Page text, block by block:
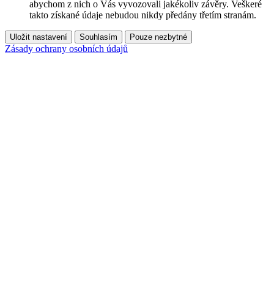
abychom z nich o Vás vyvozovali jakékoliv závěry. Veškeré
takto získané údaje nebudou nikdy předány třetím stranám.
Uložit nastavení Souhlasím Pouze nezbytné
Zásady ochrany osobních údajů